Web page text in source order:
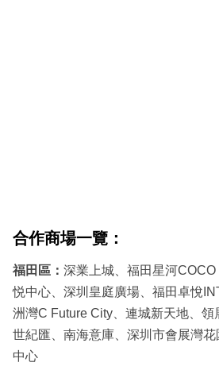
合作商場一覽：
福田區： 深業上城、福田星河
悦中心、深圳皇庭廣場、福田卓悅
洲灣C Future City、連城新天地、領
世紀匯、南海意庫、深圳市會展灣
中心